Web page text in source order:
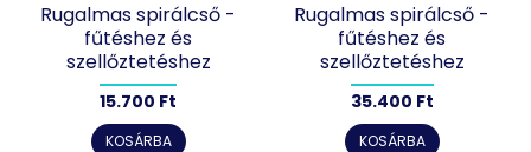
Rugalmas spirálcső -
fűtéshez és
szellőztetéshez
15.700 Ft
KOSÁRBA
Rugalmas spirálcső -
fűtéshez és
szellőztetéshez
35.400 Ft
KOSÁRBA